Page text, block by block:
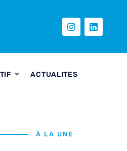
ACTUALITES
À LA UNE